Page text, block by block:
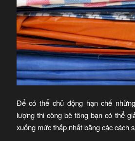
Để có thể chủ động hạn chế
lượng thi công bê tông bạn có thể
xuống mức thấp nhất bằng các cách